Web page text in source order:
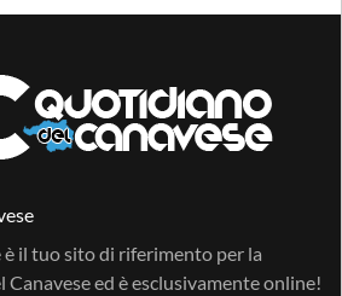
il tuo sito di riferimento per la
Canavese ed è esclusivamente online!